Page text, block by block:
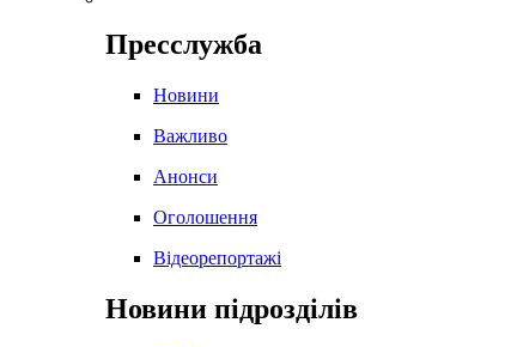
Пресслужба
Новини
Важливо
Анонси
Оголошення
Відеорепортажі
Новини підрозділів